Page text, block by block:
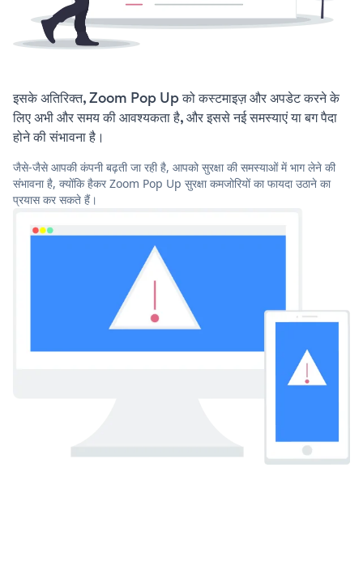
इसके अतिरिक्त, Zoom Pop Up को कस्टमाइज़ और अपडेट करने के
लिए अभी और समय की आवश्यकता है, और इससे नई समस्याएं या बग पैदा
होने की संभावना है।
जैसे-जैसे आपकी कंपनी बढ़ती जा रही है, आपको सुरक्षा की समस्याओं में भाग लेने की
संभावना है, क्योंकि हैकर Zoom Pop Up सुरक्षा कमजोरियों का फायदा उठाने का
प्रयास कर सकते हैं।